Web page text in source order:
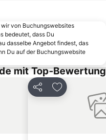
Steele
Mitte
Fußgängerzone Essener Innenstadt
Familiepretpark De Waarbeek
von Buchungswebsites
bedeutet, dass Du
dasselbe Angebot findest, das
Du auf der Buchungswebsite
mit Top-Bewertung
Teilen Zu Favoriten